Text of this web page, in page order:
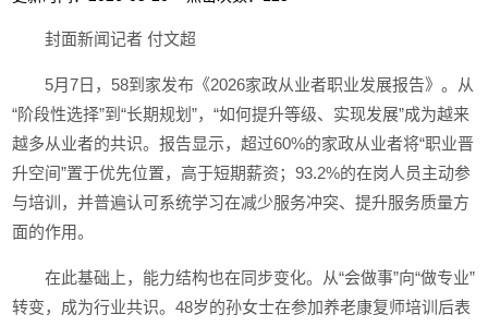
封面新闻记者 付文超
5月7日，58到家发布《2026家政从业者职业发展报告》。从
“阶段性选择”到“长期规划”，“如何提升等级、实现发展”成为越来
越多从业者的共识。报告显示，超过60%的家政从业者将“职业晋
升空间”置于优先位置，高于短期薪资；93.2%的在岗人员主动参
与培训，并普遍认可系统学习在减少服务冲突、提升服务质量方
面的作用。
在此基础上，能力结构也在同步变化。从“会做事”向“做专业”
转变，成为行业共识。48岁的孙女士在参加养老康复师培训后表